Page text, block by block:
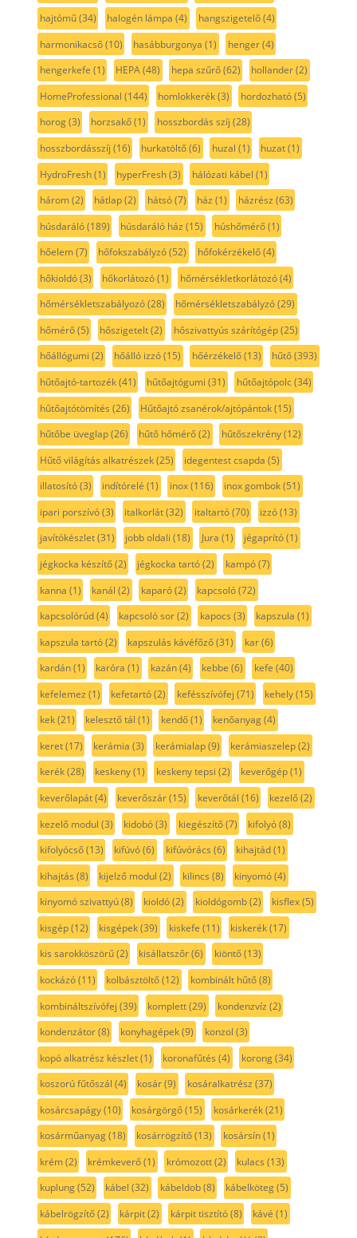
hajtómű(34) halogén lámpa (4) hangszigetelő(4)
harmonikacső(10) hasábburgonya (1) henger(4)
hengerkefe (1) HEPA(48) hepa szűrő(62) hollander(2)
HomeProfessional (144) homlokkerék(3) hordozható(5)
horog(3) horzsakő(1) hosszbordás szíj (28)
hosszbordásszíj (16) hurkatöltő(6) huzal (1) huzat(1)
HydroFresh(1) hyperFresh(3) hálózati kábel (1)
három(2) hátlap(2) hátsó(7) ház (1) házrész (63)
húsdaráló(189) húsdaráló ház (15) húshőmérő(1)
hőelem(7) hőfokszabályzó(52) hőfokérzékelő(4)
hőkioldó(3) hőkorlátozó(1) hőmérsékletkorlátozó(4)
hőmérsékletszabályozó(28) hőmérsékletszabályzó(29)
hőmérő(5) hőszigetelt(2) hőszivattyús szárítógép(25)
hőállógumi (2) hőálló izzó(15) hőérzékelő(13) hűtő(393)
hűtőajtó-tartozék(41) hűtőajtógumi (31) hűtőajtópolc(34)
hűtőajtótömítés (26) Hűtőajtó zsanérok/ajtópántok(15)
hűtőbe üveglap(26) hűtő hőmérő(2) hűtőszekrény(12)
Hűtő világítás alkatrészek(25) idegentest csapda (5)
illatosító(3) indítórelé (1) inox(116) inox gombok(51)
ipari porszívó(3) italkorlát(32) italtartó(70) izzó(13)
javítókészlet(31) jobb oldali (18) Jura (1) jégaprító(1)
jégkocka készítő(2) jégkocka tartó(2) kampó(7)
kanna (1) kanál (2) kaparó(2) kapcsoló(72)
kapcsolórúd(4) kapcsoló sor(2) kapocs (3) kapszula (1)
kapszula tartó(2) kapszulás kávéfőző(31) kar(6)
kardán(1) karóra (1) kazán(4) kebbe (6) kefe (40)
kefelemez (1) kefetartó(2) kefésszívófej (71) kehely(15)
kek(21) kelesztő tál (1) kendő(1) kenőanyag(4)
keret(17) kerámia (3) kerámialap(9) kerámiaszelep(2)
kerék(28) keskeny(1) keskeny tepsi (2) keverőgép(1)
keverőlapát(4) keverőszár(15) keverőtál (16) kezelő(2)
kezelő modul (3) kidobó(3) kiegészítő(7) kifolyó(8)
kifolyócső(13) kifúvó(6) kifúvórács (6) kihajtád(1)
kihajtás (8) kijelző modul (2) kilincs (8) kinyomó(4)
kinyomó szivattyú(8) kioldó(2) kioldógomb(2) kisflex(5)
kisgép(12) kisgépek(39) kiskefe (11) kiskerék(17)
kis sarokköszörű(2) kisállatszőr(6) kiöntő(13)
kockázó(11) kolbásztöltő(12) kombinált hűtő(8)
kombináltszívófej (39) komplett(29) kondenzvíz (2)
kondenzátor(8) konyhagépek(9) konzol (3)
kopó alkatrész készlet(1) koronafűtés (4) korong(34)
koszorú fűtőszál (4) kosár(9) kosáralkatrész (37)
kosárcsapágy(10) kosárgörgő(15) kosárkerék(21)
kosárműanyag(18) kosárrögzítő(13) kosársín(1)
krém(2) krémkeverő(1) krómozott(2) kulacs (13)
kuplung(52) kábel (32) kábeldob(8) kábelköteg(5)
kábelrögzítő(2) kárpit(2) kárpit tisztító(8) kávé (1)